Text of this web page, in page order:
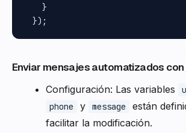
    }
Enviar mensajes automatizados con
Configuración: Las variables
phone y message
están
facilitar la modificación.